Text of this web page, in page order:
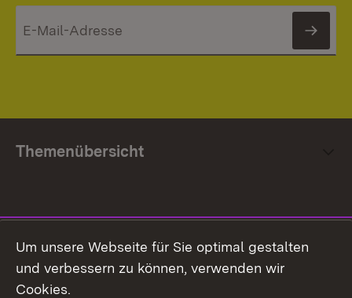
Themenübersicht
Facebook
Um unsere Webseite für Sie optimal gestalten
und verbessern zu können, verwenden wir
Cookies.